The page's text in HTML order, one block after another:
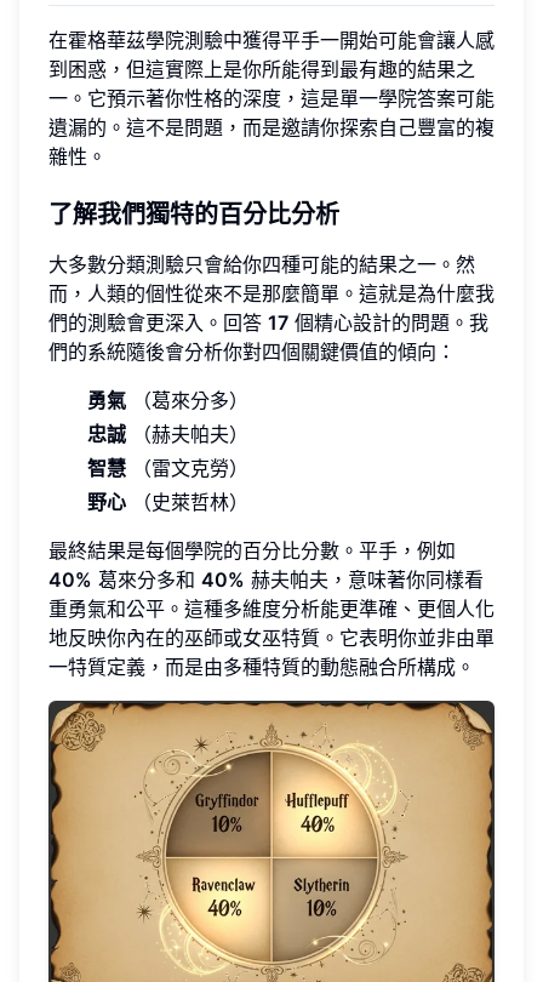
在霍格華茲學院測驗中獲得平手一開始可能會讓人感
到困惑，但這實際上是你所能得到最有趣的結果之
一。它預示著你性格的深度，這是單一學院答案可能
遺漏的。這不是問題，而是邀請你探索自己豐富的複
雜性。
了解我們獨特的百分比分析
大多數分類測驗只會給你四種可能的結果之一。然
而，人類的個性從來不是那麼簡單。這就是為什麼我
們的測驗會更深入。回答 17 個精心設計的問題。我
們的系統隨後會分析你對四個關鍵價值的傾向：
勇氣 （葛來分多）
忠誠 （赫夫帕夫）
智慧 （雷文克勞）
野心 （史萊哲林）
最終結果是每個學院的百分比分數。平手，例如
40% 葛來分多和 40% 赫夫帕夫，意味著你同樣看
重勇氣和公平。這種多維度分析能更準確、更個人化
地反映你內在的巫師或女巫特質。它表明你並非由單
一特質定義，而是由多種特質的動態融合所構成。